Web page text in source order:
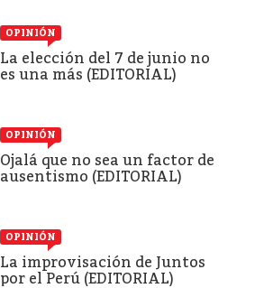
OPINIÓN
La elección del 7 de junio no
es una más (EDITORIAL)
OPINIÓN
Ojalá que no sea un factor de
ausentismo (EDITORIAL)
OPINIÓN
La improvisación de Juntos
por el Perú (EDITORIAL)